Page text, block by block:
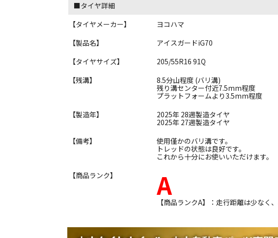
■タイヤ詳細
【タイヤメーカー】
ヨコハマ
【製品名】
アイスガードiG70
【タイヤサイズ】
205/55R16 91Q
【残溝】
8.5分山程度 (バリ溝)
残り溝センター付近7.5mm程度
プラットフォームより3.5mm程度
【製造年】
2025年 28週製造タイヤ
2025年 27週製造タイヤ
【備考】
使用僅かのバリ溝です。
トレッドの状態は良好です。
これから十分にお使いいただけます。
【商品ランク】
A
【商品ランクA】：走行距離は少なく